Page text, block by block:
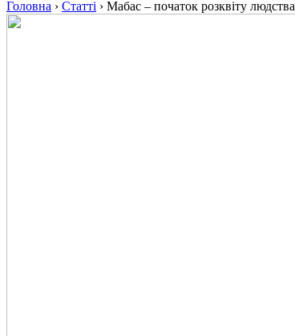
Головна › Статті › Мабас – початок розквіту людства